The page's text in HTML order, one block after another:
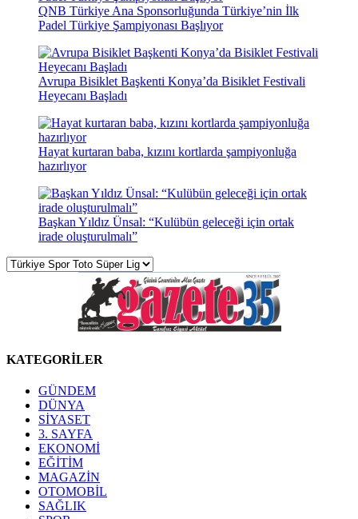
QNB Türkiye Ana Sponsorluğunda Türkiye’nin İlk
Padel Türkiye Şampiyonası Başlıyor
Avrupa Bisiklet Başkenti Konya’da Bisiklet Festivali
Heyecanı Başladı
Hayat kurtaran baba, kızını kortlarda şampiyonluğa
hazırlıyor
Başkan Yıldız Ünsal: “Kulübün geleceği için ortak
irade oluşturulmalı”
KATEGORİLER
GÜNDEM
DÜNYA
SİYASET
3. SAYFA
EKONOMİ
EĞİTİM
MAGAZİN
OTOMOBİL
SAĞLIK